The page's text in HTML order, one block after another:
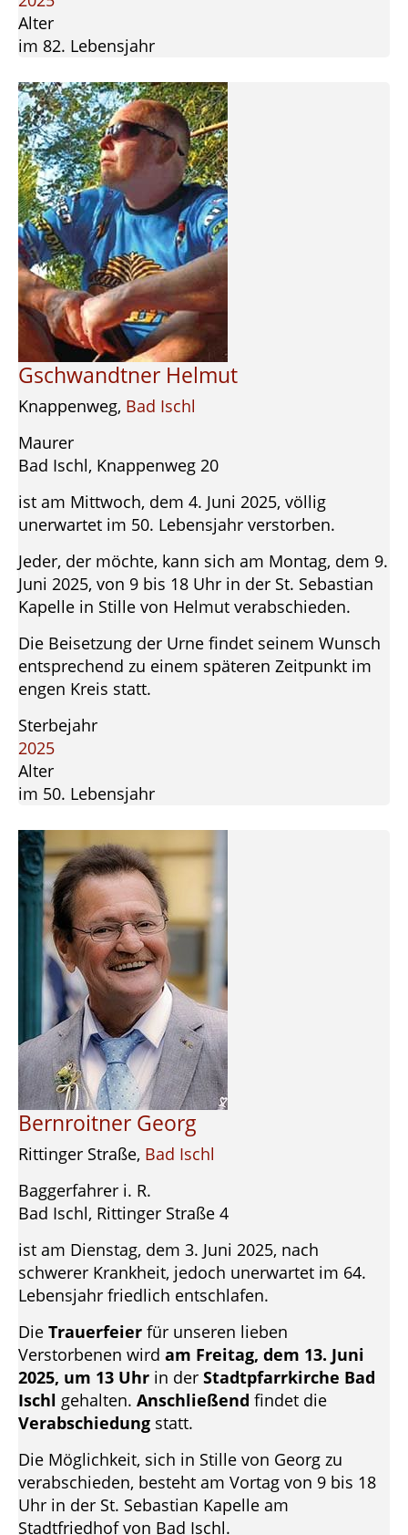
Alter
im 82. Lebensjahr
Gschwandtner Helmut
Knappenweg, Bad Ischl
Maurer
Bad Ischl, Knappenweg 20
ist am Mittwoch, dem 4. Juni 2025, völlig
unerwartet im 50. Lebensjahr verstorben.
Jeder, der möchte, kann sich am Montag, dem 9.
Juni 2025, von 9 bis 18 Uhr in der St. Sebastian
Kapelle in Stille von Helmut verabschieden.
Die Beisetzung der Urne findet seinem Wunsch
entsprechend zu einem späteren Zeitpunkt im
engen Kreis statt.
Sterbejahr
2025
Alter
im 50. Lebensjahr
Bernroitner Georg
Rittinger Straße, Bad Ischl
Baggerfahrer i. R.
Bad Ischl, Rittinger Straße 4
ist am Dienstag, dem 3. Juni 2025, nach
schwerer Krankheit, jedoch unerwartet im 64.
Lebensjahr friedlich entschlafen.
Die Trauerfeier für unseren lieben
Verstorbenen wird am Freitag, dem 13. Juni
2025, um 13 Uhr in der Stadtpfarrkirche Bad
Ischl gehalten. Anschließend findet die
Verabschiedung statt.
Die Möglichkeit, sich in Stille von Georg zu
verabschieden, besteht am Vortag von 9 bis 18
Uhr in der St. Sebastian Kapelle am
Stadtfriedhof von Bad Ischl.